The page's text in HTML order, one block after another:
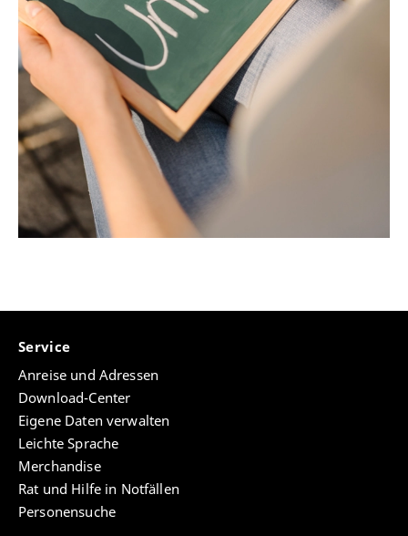
Service
Anreise und Adressen
Download-Center
Eigene Daten verwalten
Leichte Sprache
Merchandise
Rat und Hilfe in Notfällen
Personensuche